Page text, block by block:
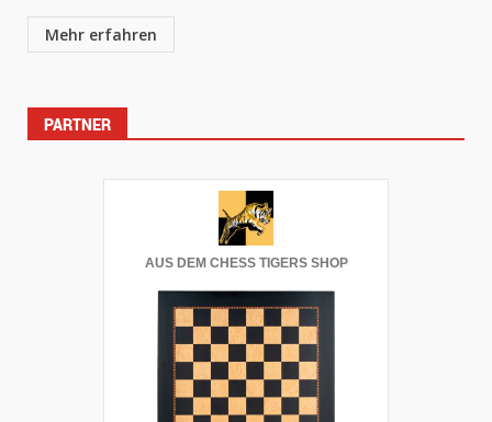
Mehr erfahren
PARTNER
AUS DEM CHESS TIGERS SHOP